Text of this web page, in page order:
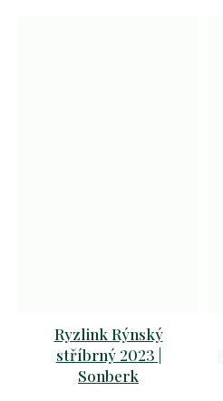
Ryzlink Rýnský
stříbrný 2023 |
Sonberk